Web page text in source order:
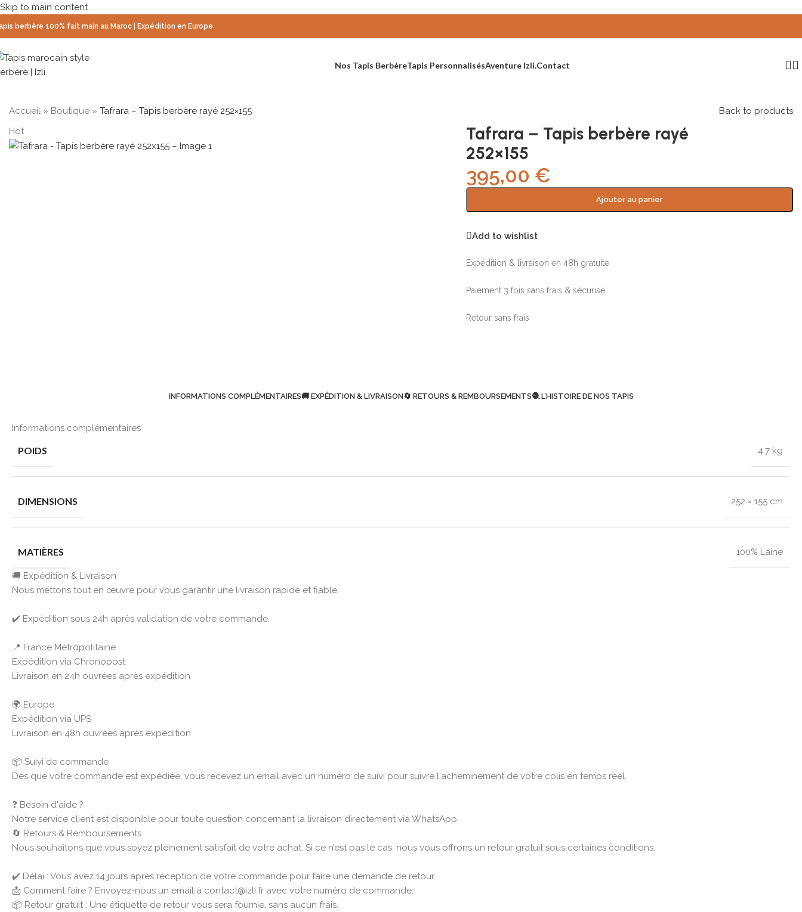
Skip to main content
berbère 100% fait main au Maroc | Expédition en Europe
Nos Tapis BerbèreTapis PersonnalisésAventure Izli.Contact
Accueil » Boutique » Tafrara – Tapis berbère rayé 252×155
Back to products
Hot
Tafrara – Tapis berbère rayé
252×155
395,00 €
Ajouter au panier
Add to wishlist
Expédition & livraison en 48h gratuite
Paiement 3 fois sans frais & sécurisé
Retour sans frais
INFORMATIONS COMPLÉMENTAIRES🚚 EXPÉDITION & LIVRAISON🔄 RETOURS & REMBOURSEMENTS🧶 L’HISTOIRE DE NOS TAPIS
Informations complémentaires
POIDS 4,7 kg
DIMENSIONS 252 × 155 cm
MATIÈRES 100% Laine
🚚 Expédition & Livraison
Nous mettons tout en œuvre pour vous garantir une livraison rapide et fiable.
✔️ Expédition sous 24h après validation de votre commande.
📍 France Métropolitaine
Expédition via Chronopost
Livraison en 24h ouvrées après expédition
🌍 Europe
Expédition via UPS
Livraison en 48h ouvrées après expédition
📦 Suivi de commande
Dès que votre commande est expédiée, vous recevez un email avec un numéro de suivi pour suivre l'acheminement de votre colis en temps réel.
❓ Besoin d'aide ?
Notre service client est disponible pour toute question concernant la livraison directement via WhatsApp.
🔄 Retours & Remboursements
Nous souhaitons que vous soyez pleinement satisfait de votre achat. Si ce n’est pas le cas, nous vous offrons un retour gratuit sous certaines conditions.
✔️ Délai : Vous avez 14 jours après réception de votre commande pour faire une demande de retour.
📩 Comment faire ? Envoyez-nous un email à contact@izli.fr avec votre numéro de commande.
📦 Retour gratuit : Une étiquette de retour vous sera fournie, sans aucun frais.